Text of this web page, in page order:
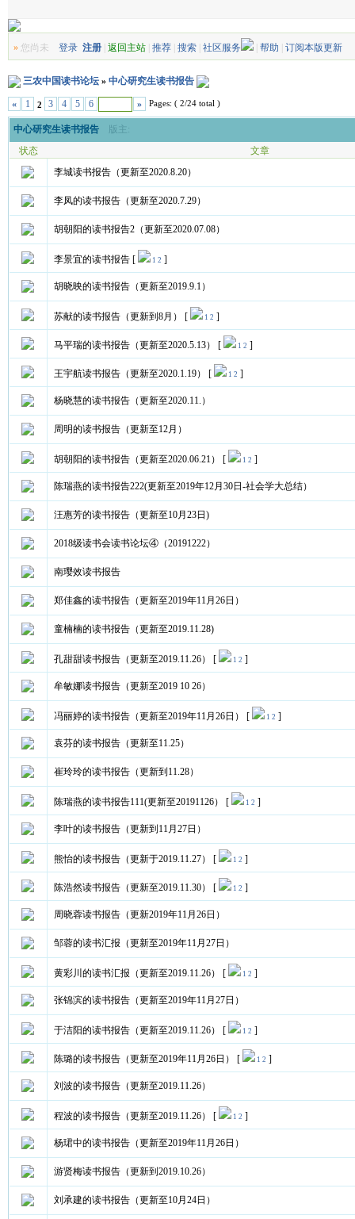
»您尚未 登录 注册| 返回主站| 推荐| 搜索| 社区服务 | 帮助 订阅本版更新
三农中国读书论坛» 中心研究生读书报告
« 1 2 3 4 5 6 » Pages: ( 2/24 total )
中心研究生读书报告版主:
状态
文章
李城读书报告（更新至2020.8.20）
李凤的读书报告（更新至2020.7.29）
胡朝阳的读书报告2（更新至2020.07.08）
李景宜的读书报告[ 1 2 ]
胡晓映的读书报告（更新至2019.9.1）
苏献的读书报告（更新到8月） [ 1 2 ]
马平瑞的读书报告（更新至2020.5.13） [ 1 2 ]
王宇航读书报告（更新至2020.1.19） [ 1 2 ]
杨晓慧的读书报告（更新至2020.11.）
周明的读书报告（更新至12月）
胡朝阳的读书报告（更新至2020.06.21） [ 1 2 ]
陈瑞燕的读书报告222(更新至2019年12月30日-社会学大总结）
汪惠芳的读书报告（更新至10月23日)
2018级读书会读书论坛④（20191222）
南璎效读书报告
郑佳鑫的读书报告（更新至2019年11月26日）
童楠楠的读书报告（更新至2019.11.28)
孔甜甜读书报告（更新至2019.11.26） [ 1 2 ]
牟敏娜读书报告（更新至2019 10 26）
冯丽婷的读书报告（更新至2019年11月26日） [ 1 2 ]
袁芬的读书报告（更新至11.25）
崔玲玲的读书报告（更新到11.28）
陈瑞燕的读书报告111(更新至20191126） [ 1 2 ]
李叶的读书报告（更新到11月27日）
熊怡的读书报告（更新于2019.11.27） [ 1 2 ]
陈浩然读书报告（更新至2019.11.30） [ 1 2 ]
周晓蓉读书报告（更新2019年11月26日）
邹蓉的读书汇报（更新至2019年11月27日）
黄彩川的读书汇报（更新至2019.11.26） [ 1 2 ]
张锦滨的读书报告（更新至2019年11月27日）
于洁阳的读书报告（更新至2019.11.26） [ 1 2 ]
陈璐的读书报告（更新至2019年11月26日） [ 1 2 ]
刘波的读书报告（更新至2019.11.26）
程波的读书报告（更新至2019.11.26） [ 1 2 ]
杨珺中的读书报告（更新至2019年11月26日）
游贤梅读书报告（更新到2019.10.26）
刘承建的读书报告（更新至10月24日）